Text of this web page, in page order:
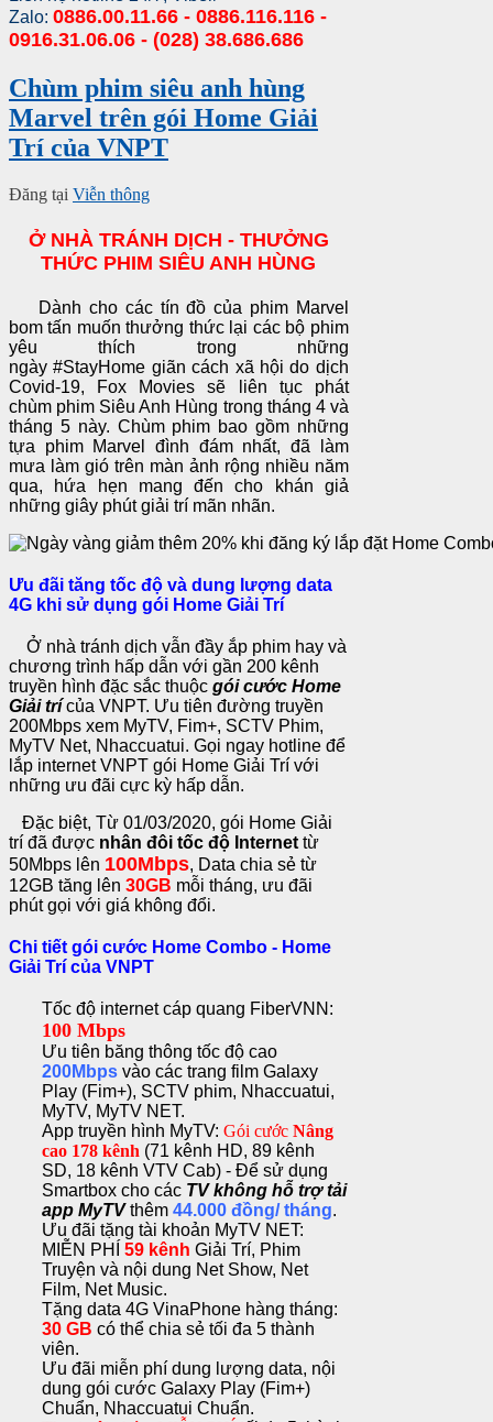
Zalo: 0886.00.11.66 - 0886.116.116 -
0916.31.06.06 - (028) 38.686.686
Chùm phim siêu anh hùng
Marvel trên gói Home Giải
Trí của VNPT
Đăng tại Viễn thông
Ở NHÀ TRÁNH DỊCH - THƯỞNG
THỨC PHIM SIÊU ANH HÙNG
Dành cho các tín đồ của phim Marvel
bom tấn muốn thưởng thức lại các bộ phim
yêu thích trong những
ngày#StayHome giãn cách xã hội do dịch
Covid-19, Fox Movies sẽ liên tục phát
chùm phim Siêu Anh Hùng trong tháng 4 và
tháng 5 này. Chùm phim bao gồm những
tựa phim Marvel đình đám nhất, đã làm
mưa làm gió trên màn ảnh rộng nhiều năm
qua, hứa hẹn mang đến cho khán giả
những giây phút giải trí mãn nhãn.
Ưu đãi tăng tốc độ và dung lượng data
4G khi sử dụng gói Home Giải Trí
Ở nhà tránh dịch vẫn đầy ắp phim hay và
chương trình hấp dẫn với gần 200 kênh
truyền hình đặc sắc thuộc gói cước Home
Giảitrícủa VNPT. Ưu tiên đường truyền
200Mbps xem MyTV, Fim+, SCTV Phim,
MyTV Net, Nhaccuatui. Gọi ngay hotline để
lắp internet VNPT gói Home Giải Trí với
những ưu đãi cực kỳ hấp dẫn.
Đặc biệt, Từ 01/03/2020, gói Home Giải
trí đã được nhân đôi tốc độ Internet từ
50Mbps lên 100Mbps, Data chia sẻ từ
12GB tăng lên 30GB mỗi tháng, ưu đãi
phút gọi với giá không đổi.
Chi tiết gói cước Home Combo - Home
Giải Trí của VNPT
Tốc độ internet cáp quang FiberVNN:
100 Mbps
Ưu tiên băng thông tốc độ cao
200Mbps vào các trang film Galaxy
Play (Fim+), SCTV phim, Nhaccuatui,
MyTV, MyTV NET.
App truyền hình MyTV: Gói cước Nâng
cao 178 kênh (71 kênh HD, 89 kênh
SD, 18 kênh VTV Cab) - Để sử dụng
Smartbox cho các TV không hỗ trợ tải
app MyTVthêm 44.000 đồng/ tháng.
Ưu đãi tặng tài khoản MyTV NET:
MIỄN PHÍ 59 kênh Giải Trí, Phim
Truyện và nội dung Net Show, Net
Film, Net Music.
Tặng data 4G VinaPhone hàng tháng:
30 GB có thể chia sẻ tối đa 5 thành
viên.
Ưu đãi miễn phí dung lượng data, nội
dung gói cước Galaxy Play (Fim+)
Chuẩn, Nhaccuatui Chuẩn.